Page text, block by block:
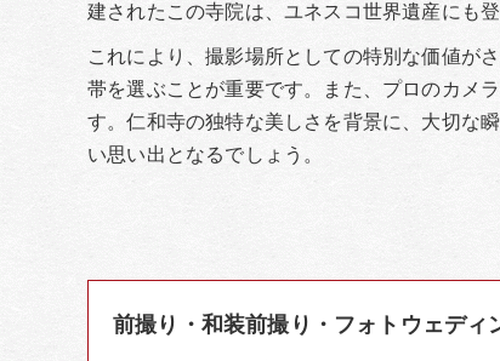
建されたこの寺院は、ユネスコ世界遺産にも登
これにより、撮影場所としての特別な価値が
帯を選ぶことが重要です。また、プロのカメ
す。仁和寺の独特な美しさを背景に、大切な
い思い出となるでしょう。
前撮り・和装前撮り・フォトウェディ